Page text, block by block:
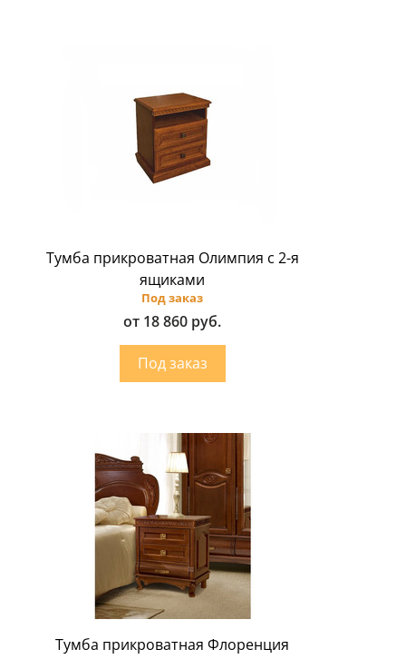
Тумба прикроватная Олимпия с 2-я
ящиками
Под заказ
от 18 860 руб.
Тумба прикроватная Флоренция